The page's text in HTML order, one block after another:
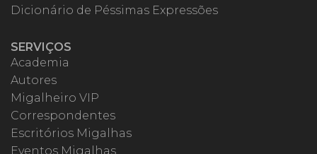
Dicionário de Péssimas Expressões
SERVIÇOS
Academia
Autores
Migalheiro VIP
Correspondentes
Escritórios Migalhas
Eventos Migalhas